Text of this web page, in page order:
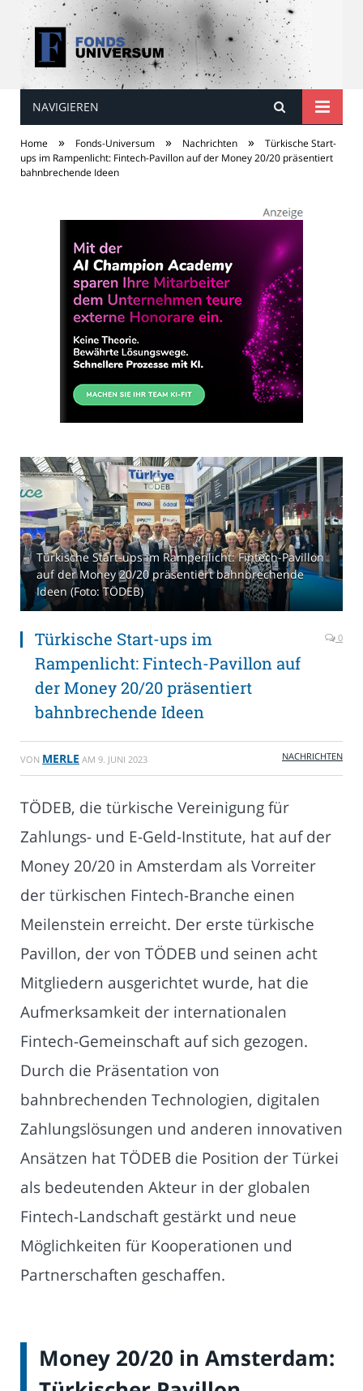
Fonds Universum
NAVIGIEREN
Home » Fonds-Universum » Nachrichten »
Türkische Start-
ups im Rampenlicht: Fintech-Pavillon auf der Money 20/20 präsentiert
bahnbrechende Ideen
Türkische Start-ups im Rampenlicht: Fintech-Pavillon
auf der Money 20/20 präsentiert bahnbrechende
Ideen (Foto: TÖDEB)
Türkische Start-ups im
Rampenlicht: Fintech-Pavillon auf
der Money 20/20 präsentiert
bahnbrechende Ideen
0
VON MERLE AM 9. JUNI 2023 NACHRICHTEN
TÖDEB, die türkische Vereinigung für
Zahlungs- und E-Geld-Institute, hat auf der
Money 20/20 in Amsterdam als Vorreiter
der türkischen Fintech-Branche einen
Meilenstein erreicht. Der erste türkische
Pavillon, der von TÖDEB und seinen acht
Mitgliedern ausgerichtet wurde, hat die
Aufmerksamkeit der internationalen
Fintech-Gemeinschaft auf sich gezogen.
Durch die Präsentation von
bahnbrechenden Technologien, digitalen
Zahlungslösungen und anderen innovativen
Ansätzen hat TÖDEB die Position der Türkei
als bedeutenden Akteur in der globalen
Fintech-Landschaft gestärkt und neue
Möglichkeiten für Kooperationen und
Partnerschaften geschaffen.
Money 20/20 in Amsterdam: